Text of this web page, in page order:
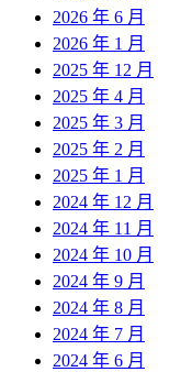
2026 年 6 月
2026 年 1 月
2025 年 12 月
2025 年 4 月
2025 年 3 月
2025 年 2 月
2025 年 1 月
2024 年 12 月
2024 年 11 月
2024 年 10 月
2024 年 9 月
2024 年 8 月
2024 年 7 月
2024 年 6 月